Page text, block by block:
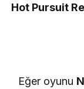
Hot Pursuit
Eğer oyunu